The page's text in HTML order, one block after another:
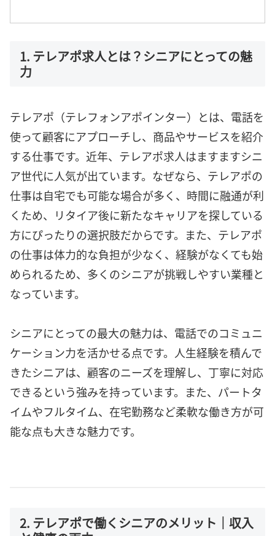
1. テレアポ求人とは？シニアにとっての魅
力
テレアポ（テレフォンアポインター）とは、電話を
使って顧客にアプローチし、商品やサービスを紹介
する仕事です。近年、テレアポ求人はますますシニ
ア世代に人気が出ています。なぜなら、テレアポの
仕事は自宅でも可能な場合が多く、時間に融通が利
くため、リタイア後に新たなキャリアを探している
方にぴったりの選択肢だからです。また、テレアポ
の仕事は体力的な負担が少なく、経験がなくても始
められるため、多くのシニアが挑戦しやすい業種と
なっています。
シニアにとっての最大の魅力は、電話でのコミュニ
ケーション力を活かせる点です。人生経験を積んで
きたシニアは、顧客のニーズを理解し、丁寧に対応
できるという強みを持っています。また、パートタ
イムやフルタイム、在宅勤務など柔軟な働き方が可
能な点も大きな魅力です。
2. テレアポで働くシニアのメリット｜収入